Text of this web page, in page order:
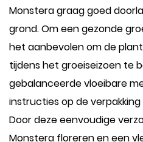
Monstera graag goed
grond. Om een gezonde
het aanbevolen om de
tijdens het groeiseizoen te
gebalanceerde vloeibare
instructies op de
Door deze eenvoudige
Monstera floreren en een